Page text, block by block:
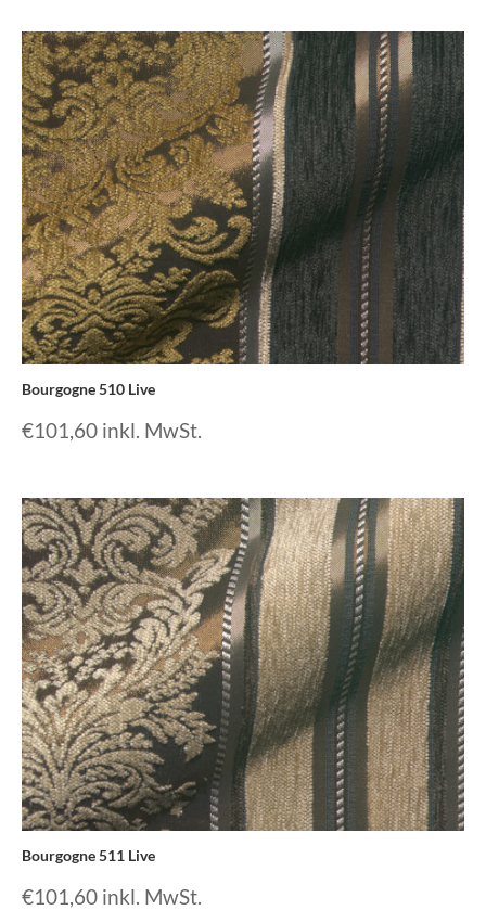
Bourgogne 510 Live
€101,60 inkl. MwSt.
Bourgogne 511 Live
€101,60 inkl. MwSt.